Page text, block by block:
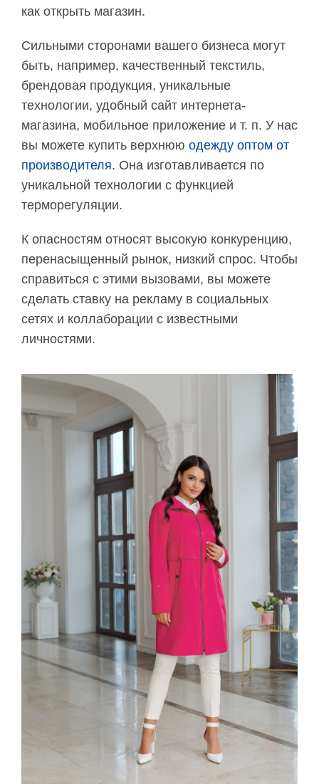
как открыть магазин.
Сильными сторонами вашего бизнеса могут
быть, например, качественный текстиль,
брендовая продукция, уникальные
технологии, удобный сайт интернета-
магазина, мобильное приложение и т. п. У нас
вы можете купить верхнюю одежду оптом от
производителя. Она изготавливается по
уникальной технологии с функцией
терморегуляции.
К опасностям относят высокую конкуренцию,
перенасыщенный рынок, низкий спрос. Чтобы
справиться с этими вызовами, вы можете
сделать ставку на рекламу в социальных
сетях и коллаборации с известными
личностями.